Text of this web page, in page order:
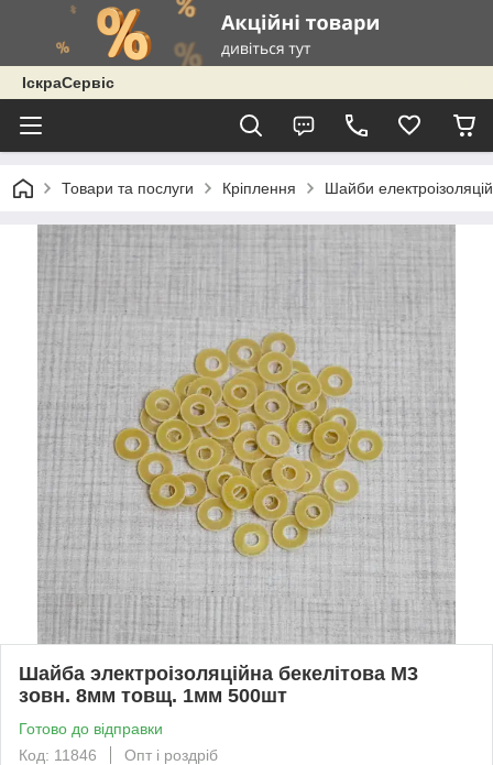
ІскраСервіс
Товари та послуги Кріплення Шайби
Шайба электроізоляційна бекелітова М3
зовн. 8мм товщ. 1мм 500шт
Готово до відправки
Код: 11846
Опт і роздріб